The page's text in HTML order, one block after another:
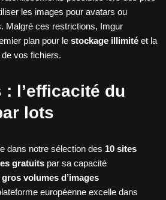
les images pour avatars ou
Malgré ces restrictions, Imgur
plan pour le stockage illimité et la
vos fichiers.
l’efficacité du
lots
dans notre sélection des 10 sites
gratuits par sa capacité
gros volumes d’images
européenne excelle dans